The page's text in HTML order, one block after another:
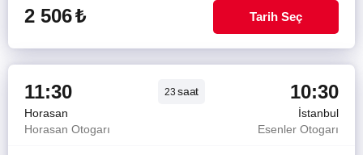
2 506₺ Tarih Seç
11:30 23saat 10:30
Horasan
İstanbul
Horasan Otogarı
Esenler Otogarı